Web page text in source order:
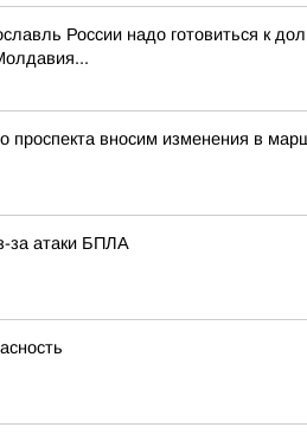
России надо готовиться к
проспекта вносим изменения в
за атаки БПЛА